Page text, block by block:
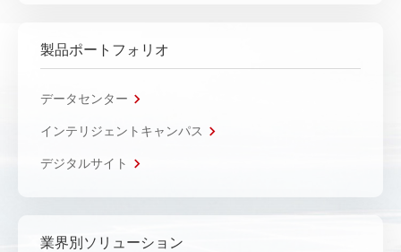
製品ポートフォリオ
データセンター
インテリジェントキャンパス
デジタルサイト
業界別ソリューション